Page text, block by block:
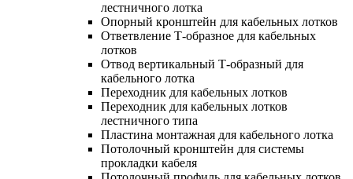
лестничного лотка
Опорный кронштейн для кабельных лотков
Ответвление Т-образное для кабельных
лотков
Отвод вертикальный Т-образный для
кабельного лотка
Переходник для кабельных лотков
Переходник для кабельных лотков
лестничного типа
Пластина монтажная для кабельного лотка
Потолочный кронштейн для системы
прокладки кабеля